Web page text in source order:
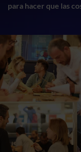
para hacer que las